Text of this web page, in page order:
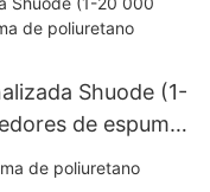
Shuode (1-
de espuma